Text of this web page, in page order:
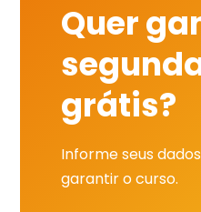
Quer
grátis?
Informe seus
garantir o curso.